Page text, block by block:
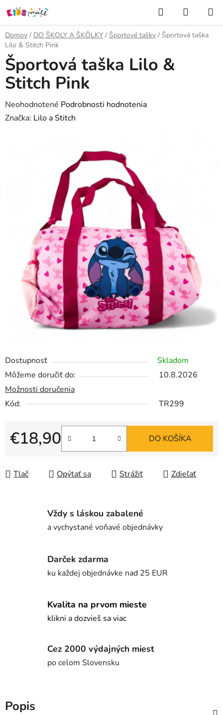
Prejsť
na
obsah
Hľadať
KOŠÍK
Domov / DO ŠKOLY A ŠKÔLKY / Športové tašky / Športová taška
Lilo & Stitch Pink
Dostupnosť
Skladom
Môžeme doručiť do:
10.8.2026
Možnosti doručenia
Kód:
TR299
€18,90
Jednotková cena:
DO KOŠÍKA
Tlač Opýtať sa Strážiť Zdieľať
Športová taška Lilo &
Stitch Pink
Priemerné
hodnotenie
Neohodnotené Podrobnosti hodnotenia
Značka: Lilo a Stitch
Vždy s láskou zabalené
a vychystané voňavé objednávky
Darček zdarma
ku každej objednávke nad 25 EUR
Kvalita na prvom mieste
klikni a dozvieš sa viac
Cez 2000 výdajných miest
po celom Slovensku
Popis